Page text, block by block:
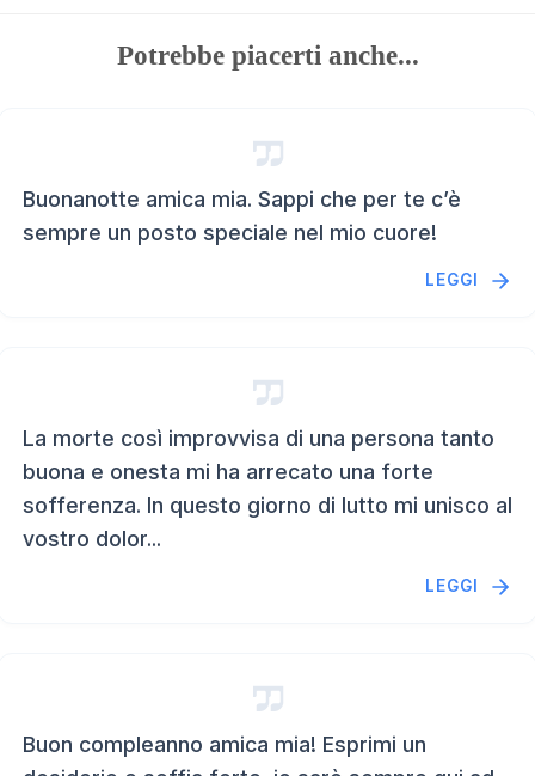
Potrebbe piacerti anche...
Buonanotte amica mia. Sappi che per te c’è
sempre un posto speciale nel mio cuore!
LEGGI
La morte così improvvisa di una persona tanto
buona e onesta mi ha arrecato una forte
sofferenza. In questo giorno di lutto mi unisco al
vostro dolor...
LEGGI
Buon compleanno amica mia! Esprimi un